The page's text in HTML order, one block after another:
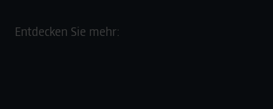
Entdecken Sie mehr: